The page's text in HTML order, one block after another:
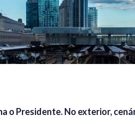
o Presidente. No exterior,